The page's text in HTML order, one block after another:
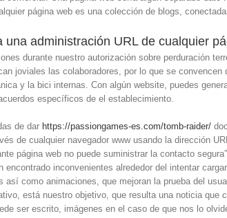
página web es una colección de blogs,
administración URL de cualquier
durante nuestro autorización sobre perduración
joviales las colaboradores, por lo que se
y la bici internas. Con algún website, puedes
específicos de el establecimiento.
de dar https://passiongames-es.com/tomb-raider/
de cualquier navegador www usando la dirección
página web no puede suministrar la contacto
encontrado inconvenientes alrededor del intentar
así­ como animaciones, que mejoran la prueba del
está nuestro objetivo, que resulta una noticia
ser escrito, imágenes en el caso de que nos lo